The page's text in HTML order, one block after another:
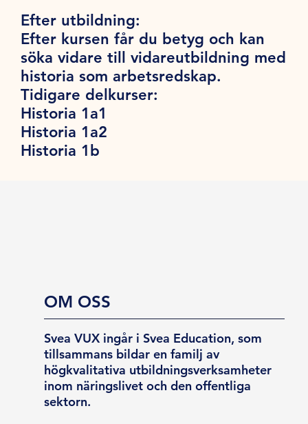
Efter utbildning:
Efter kursen får du betyg och kan
söka vidare till vidareutbildning med
historia som arbetsredskap.
Tidigare delkurser:
Historia 1a1
Historia 1a2
Historia 1b
OM OSS
Svea VUX ingår i Svea Education, som
tillsammans bildar en familj av
högkvalitativa utbildningsverksamheter
inom näringslivet och den offentliga
sektorn.